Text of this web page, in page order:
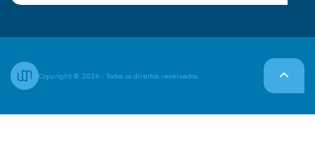
Copyright © 2026 - Todos os direitos reservados.